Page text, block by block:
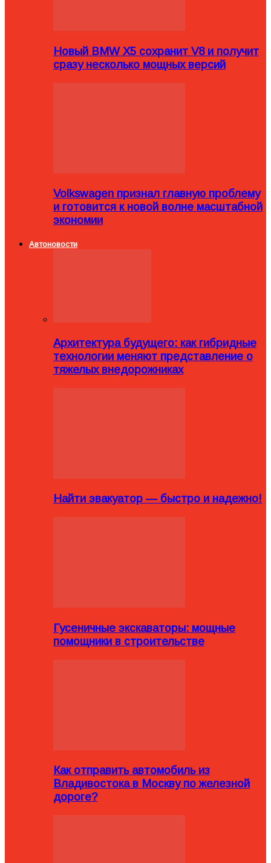
Новый BMW X5 сохранит V8 и получит
сразу несколько мощных версий
Volkswagen признал главную проблему
и готовится к новой волне масштабной
экономии
Автоновости
Архитектура будущего: как гибридные
технологии меняют представление о
тяжелых внедорожниках
Найти эвакуатор — быстро и надежно!
Гусеничные экскаваторы: мощные
помощники в строительстве
Как отправить автомобиль из
Владивостока в Москву по железной
дороге?